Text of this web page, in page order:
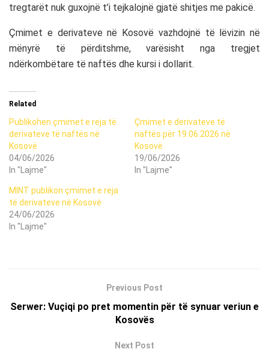
tregtarët nuk guxojnë t’i tejkalojnë gjatë shitjes me pakicë.
Çmimet e derivateve në Kosovë vazhdojnë të lëvizin në
mënyrë të përditshme, varësisht nga tregjet
ndërkombëtare të naftës dhe kursi i dollarit.
Related
Publikohen çmimet e reja të
derivateve të naftës në
Kosovë
04/06/2026
In "Lajme"
Çmimet e derivateve të
naftës për 19.06.2026 në
Kosovë
19/06/2026
In "Lajme"
MINT publikon çmimet e reja
të derivateve në Kosovë
24/06/2026
In "Lajme"
Previous Post
Serwer: Vuçiqi po pret momentin për të synuar veriun e
Kosovës
Next Post